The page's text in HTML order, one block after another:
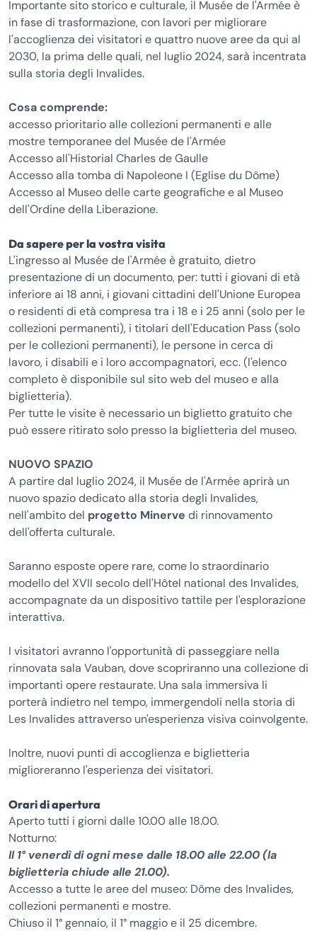
Importante sito storico e culturale, il Musée de l'Armée è
in fase di trasformazione, con lavori per migliorare
l'accoglienza dei visitatori e quattro nuove aree da qui al
2030, la prima delle quali, nel luglio 2024, sarà incentrata
sulla storia degli Invalides.
Cosa comprende:
accesso prioritario alle collezioni permanenti e alle
mostre temporanee del Musée de l'Armée
Accesso all'Historial Charles de Gaulle
Accesso alla tomba di Napoleone I (Eglise du Dôme)
Accesso al Museo delle carte geografiche e al Museo
dell'Ordine della Liberazione.
Da sapere per la vostra visita
L'ingresso al Musée de l'Armée è gratuito, dietro
presentazione di un documento, per: tutti i giovani di età
inferiore ai 18 anni, i giovani cittadini dell'Unione Europea
o residenti di età compresa tra i 18 e i 25 anni (solo per le
collezioni permanenti), i titolari dell'Education Pass (solo
per le collezioni permanenti), le persone in cerca di
lavoro, i disabili e i loro accompagnatori, ecc. (l'elenco
completo è disponibile sul sito web del museo e alla
biglietteria).
Per tutte le visite è necessario un biglietto gratuito che
può essere ritirato solo presso la biglietteria del museo.
NUOVO SPAZIO
A partire dal luglio 2024, il Musée de l'Armée aprirà un
nuovo spazio dedicato alla storia degli Invalides,
nell'ambito del progetto Minerve di rinnovamento
dell'offerta culturale.
Saranno esposte opere rare, come lo straordinario
modello del XVII secolo dell'Hôtel national des Invalides,
accompagnate da un dispositivo tattile per l'esplorazione
interattiva.
I visitatori avranno l'opportunità di passeggiare nella
rinnovata sala Vauban, dove scopriranno una collezione di
importanti opere restaurate. Una sala immersiva li
porterà indietro nel tempo, immergendoli nella storia di
Les Invalides attraverso un'esperienza visiva coinvolgente.
Inoltre, nuovi punti di accoglienza e biglietteria
miglioreranno l'esperienza dei visitatori.
Orari di apertura
Aperto tutti i giorni dalle 10.00 alle 18.00.
Notturno:
Il 1° venerdì di ogni mese dalle 18.00 alle 22.00 (la
biglietteria chiude alle 21.00).
Accesso a tutte le aree del museo: Dôme des Invalides,
collezioni permanenti e mostre.
Chiuso il 1° gennaio, il 1° maggio e il 25 dicembre.